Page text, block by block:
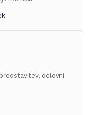
delovni